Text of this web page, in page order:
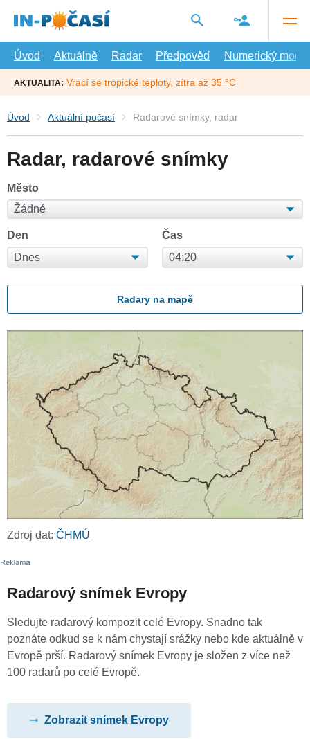
hlavní
Úvod
Aktuálně Radar Předpověď Numerický model
AKTUALITA: Vrací se tropické teploty, zítra až 35 °C
Úvod Aktuální počasí Radarové snímky, radar
Radar, radarové snímky
Město
Den Čas
Radary na mapě
Zdroj dat: ČHMÚ
Radarový snímek Evropy
Sledujte radarový kompozit celé Evropy. Snadno tak
poznáte odkud se k nám chystají srážky nebo kde aktuálně v
Evropě prší. Radarový snímek Evropy je složen z více než
100 radarů po celé Evropě.
Zobrazit snímek Evropy